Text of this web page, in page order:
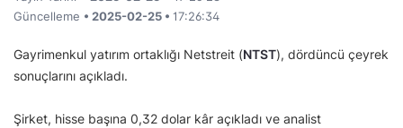
Güncelleme • 2025-02-25 • 17:26:34
Gayrimenkul yatırım ortaklığı Netstreit (NTST), dördüncü çeyrek
sonuçlarını açıkladı.
Şirket, hisse başına 0,32 dolar kâr açıkladı ve analist